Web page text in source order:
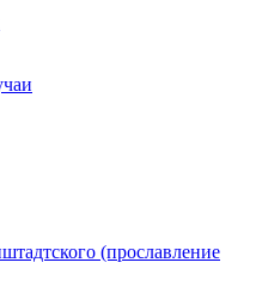
(прославление